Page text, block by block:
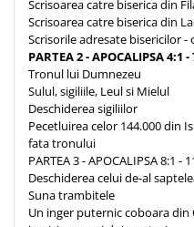
Scrisoarea catre biserica din
Scrisoarea catre biserica din
Scrisorile adresate bisericilor
PARTEA 2 - APOCALIPSA 4:1 -
Tronul lui Dumnezeu
Sulul, sigiliile, Leul si Mielul
Deschiderea sigiliilor
Pecetluirea celor 144.000 din
fata tronului
PARTEA 3 - APOCALIPSA 8:1 -
Deschiderea celui de-al
Suna trambitele
Un inger puternic coboara din